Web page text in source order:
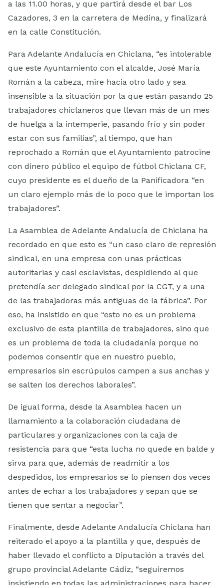
a las 11.00 horas, y que partirá desde el bar Los
Cazadores, 3 en la carretera de Medina, y finalizará
en la calle Constitución.
Para Adelante Andalucía en Chiclana, “es intolerable
que este Ayuntamiento con el alcalde, José María
Román a la cabeza, mire hacia otro lado y sea
insensible a la situación por la que están pasando 25
trabajadores chiclaneros que llevan más de un mes
de huelga a la intemperie, pasando frío y sin poder
estar con sus familias”, al tiempo, que han
reprochado a Román que el Ayuntamiento patrocine
con dinero público el equipo de fútbol Chiclana CF,
cuyo presidente es el dueño de la Panificadora “en
un claro ejemplo más de lo poco que le importan los
trabajadores”.
La Asamblea de Adelante Andalucía de Chiclana ha
recordado en que esto es “un caso claro de represión
sindical, en una empresa con unas prácticas
autoritarias y casi esclavistas, despidiendo al que
pretendía ser delegado sindical por la CGT, y a una
de las trabajadoras más antiguas de la fábrica”. Por
eso, ha insistido en que “esto no es un problema
exclusivo de esta plantilla de trabajadores, sino que
es un problema de toda la ciudadanía porque no
podemos consentir que en nuestro pueblo,
empresarios sin escrúpulos campen a sus anchas y
se salten los derechos laborales”.
De igual forma, desde la Asamblea hacen un
llamamiento a la colaboración ciudadana de
particulares y organizaciones con la caja de
resistencia para que “esta lucha no quede en balde y
sirva para que, además de readmitir a los
despedidos, los empresarios se lo piensen dos veces
antes de echar a los trabajadores y sepan que se
tienen que sentar a negociar”.
Finalmente, desde Adelante Andalucía Chiclana han
reiterado el apoyo a la plantilla y que, después de
haber llevado el conflicto a Diputación a través del
grupo provincial Adelante Cádiz, “seguiremos